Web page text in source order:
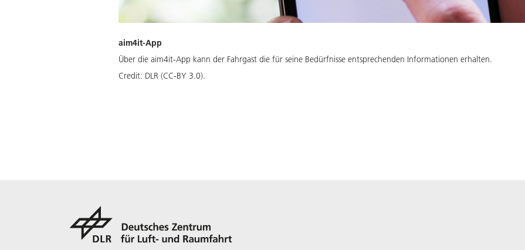
aim4it-App
Über die aim4it-App kann der Fahrgast die für seine Bedürfnisse entsprechenden Informationen erhalten.
Credit: DLR (CC-BY 3.0).